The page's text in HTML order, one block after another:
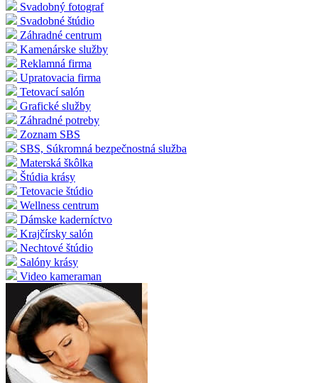
Svadobný fotograf
Svadobné štúdio
Záhradné centrum
Kamenárske služby
Reklamná firma
Upratovacia firma
Tetovací salón
Grafické služby
Záhradné potreby
Zoznam SBS
SBS, Súkromná bezpečnostná služba
Materská škôlka
Štúdia krásy
Tetovacie štúdio
Wellness centrum
Dámske kaderníctvo
Krajčírsky salón
Nechtové štúdio
Salóny krásy
Video kameraman